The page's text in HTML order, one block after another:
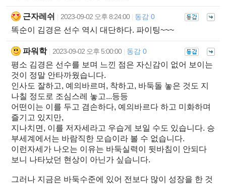
근자레쉬 2023-09-02 오후 8:24:00 동감 0
똑순이 김경은 선수 역시 대단하다. 파이팅~~~
파워학 2023-09-02 오후 5:00:00 동감 0
평소 김경은 선수를 보며 느낀 점은 자신감이 없어 보이는
것이 정말 안타까웠습니다.
인사도 잘하고, 예의바르며, 착하고, 바둑돌 놓은 것도 지
나칠 정도로 조심스레 놓고...등등
어떤이는 이를 두고 겸손하다, 예의바르다 하고 미화하며
즐기고 있지만,
지나치면, 이를 저자세라고 우습게 보일 수도 있습니다. 승
부세계에서는 바람직한 모습이라 볼 수 없습니다.
이런자세가 나오는 이유는 바둑실력이 뒷바침이 안되다
보니 나타났던 현상이 아닌가 싶습니다.
그러나 지금은 바둑수준에 있어 전보다 많이 성장을 한 것